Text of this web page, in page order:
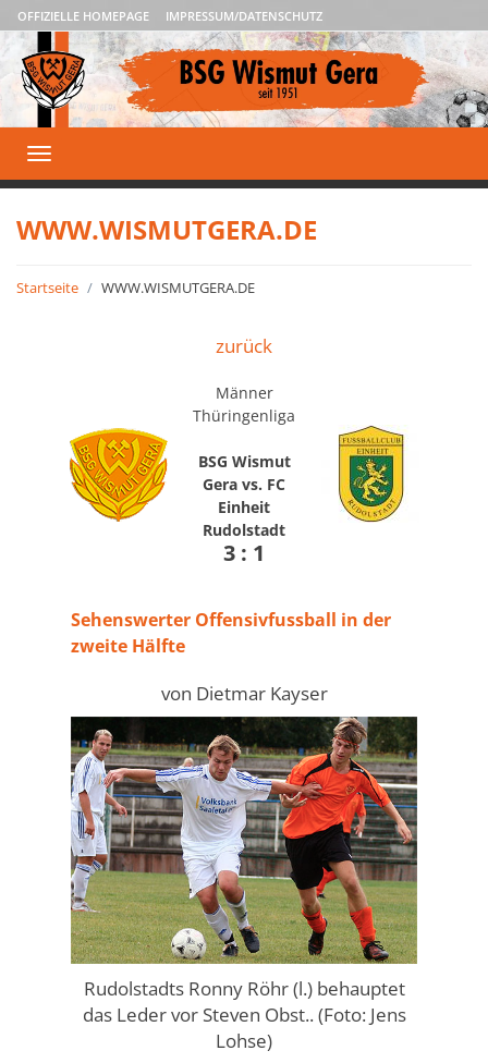
OFFIZIELLE HOMEPAGE IMPRESSUM/DATENSCHUTZ
Toggle
navigation
WWW.WISMUTGERA.DE
Startseite WWW.WISMUTGERA.DE
zurück
Männer
Thüringenliga
BSG Wismut
Gera vs. FC
Einheit
Rudolstadt
3 : 1
Sehenswerter Offensivfussball in der
zweite Hälfte
von Dietmar Kayser
Rudolstadts Ronny Röhr (l.) behauptet
das Leder vor Steven Obst.. (Foto: Jens
Lohse)